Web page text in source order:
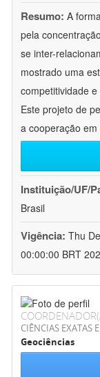
Resumo: A
pela
se inter-
mostrado uma
competitividade
Este projeto de
a cooperação
Instituição/UF/
Brasil
Vigência: Thu
00:00:00 BRT
CIÊNCIAS EXATAS
Geociências